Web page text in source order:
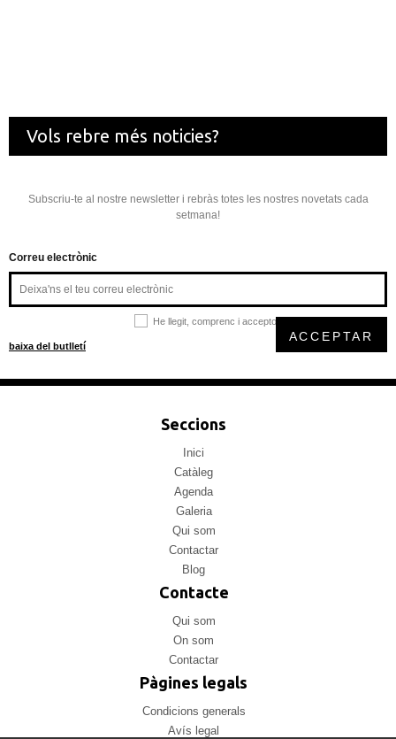
Vols rebre més noticies?
Subscriu-te al nostre newsletter i rebràs totes les nostres novetats cada
setmana!
Correu electrònic
He llegit, comprenc i accepto la
baixa del butlletí
ACCEPTAR
Seccions
Inici
Catàleg
Agenda
Galeria
Qui som
Contactar
Blog
Contacte
Qui som
On som
Contactar
Pàgines legals
Condicions generals
Avís legal